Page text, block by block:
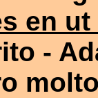
en
-